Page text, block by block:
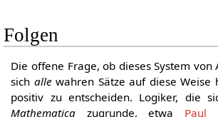
Folgen
Die offene Frage, ob dieses System
sich alle wahren Sätze auf diese
positiv zu entscheiden. Logiker, die
Mathematica zugrunde, etwa Paul